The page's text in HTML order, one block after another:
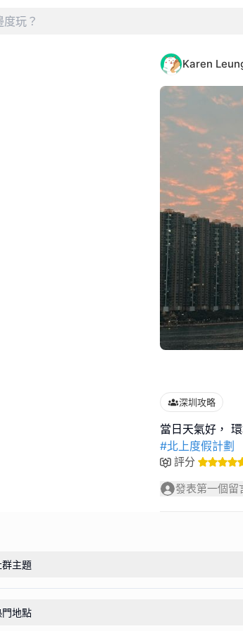
Karen
深圳攻略
#北上度假計劃
評分
發表第一個留
群主題
門地點